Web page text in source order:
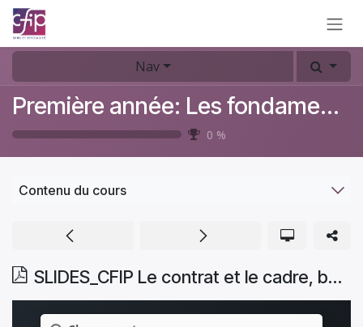
Se rendre au contenu
Nav
Première année: Les fondamentaux du coaching
0 %
Contenu du cours
SLIDES_CFIP Le contrat et le cadre, balises du processus de coaching _NOV 2025